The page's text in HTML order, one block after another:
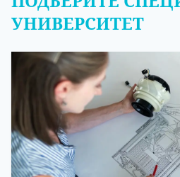
УНИВЕРСИТЕТ